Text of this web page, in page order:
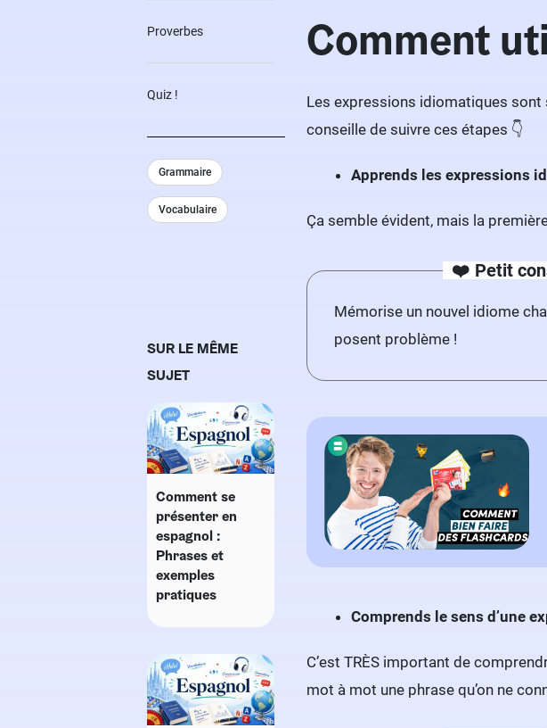
Comment
Les expressions idiomatiques sont
conseille de suivre ces étapes 👇
Apprends les expressions
Ça semble évident, mais la
❤️‍ Petit
Mémorise un nouvel idiome
posent problème !
Comprends le sens d’une
C’est TRÈS important de
mot à mot une phrase qu’on ne
Proverbes
Quiz !
Grammaire
Vocabulaire
SUR LE MÊME
SUJET
Comment se
présenter en
espagnol :
Phrases et
exemples
pratiques